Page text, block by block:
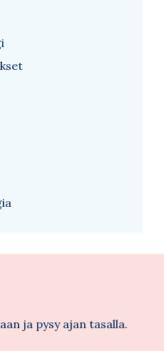
ja pysy ajan tasalla.